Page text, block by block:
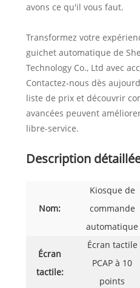
avons ce qu'il vous faut.
Transformez votre
guichet automatique de
Technology Co., Ltd avec
Contactez-nous dès
liste de prix et découvrir
avancées peuvent
libre-service.
Description
Nom:
Kiosque de
commande
automatique
Écran
tactile:
Écran tactile
PCAP à 10
points